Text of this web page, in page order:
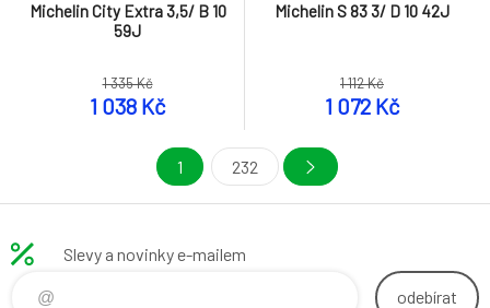
Michelin City Extra 3,5/ B 10
59J
1 335 Kč
1 038 Kč
Michelin S 83 3/ D 10 42J
1 112 Kč
1 072 Kč
1 232
Slevy a novinky e-mailem
odebírat